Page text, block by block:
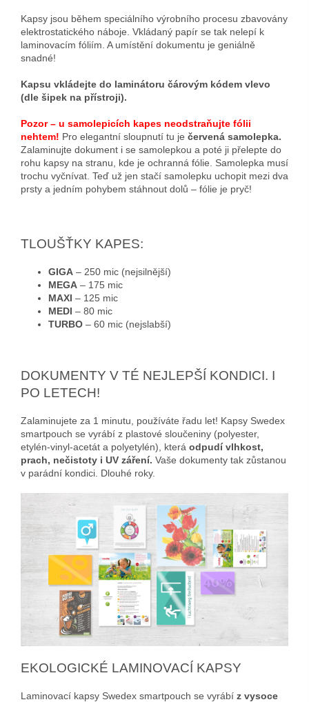
Kapsy jsou během speciálního výrobního procesu zbavovány
elektrostatického náboje. Vkládaný papír se tak nelepí k
laminovacím fóliím. A umístění dokumentu je geniálně
snadné!
Kapsu vkládejte do laminátoru čárovým kódem vlevo
(dle šipek na přístroji).
Pozor – u samolepicích kapes neodstraňujte fólii
nehtem! Pro elegantní sloupnutí tu je červená samolepka.
Zalaminujte dokument i se samolepkou a poté ji přelepte do
rohu kapsy na stranu, kde je ochranná fólie. Samolepka musí
trochu vyčnívat. Teď už jen stačí samolepku uchopit mezi dva
prsty a jedním pohybem stáhnout dolů – fólie je pryč!
TLOUŠŤKY KAPES:
GIGA – 250 mic (nejsilnější)
MEGA – 175 mic
MAXI – 125 mic
MEDI – 80 mic
TURBO – 60 mic (nejslabší)
DOKUMENTY V TÉ NEJLEPŠÍ KONDICI. I
PO LETECH!
Zalaminujete za 1 minutu, používáte řadu let! Kapsy Swedex
smartpouch se vyrábí z plastové sloučeniny (polyester,
etylén-vinyl-acetát a polyetylén), která odpudí vlhkost,
prach, nečistoty i UV záření. Vaše dokumenty tak zůstanou
v parádní kondici. Dlouhé roky.
EKOLOGICKÉ LAMINOVACÍ KAPSY
Laminovací kapsy Swedex smartpouch se vyrábí z vysoce